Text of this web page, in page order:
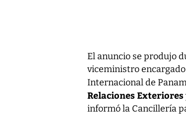
El anuncio se produjo
viceministro
Internacional de
Relaciones
informó la Cancillería